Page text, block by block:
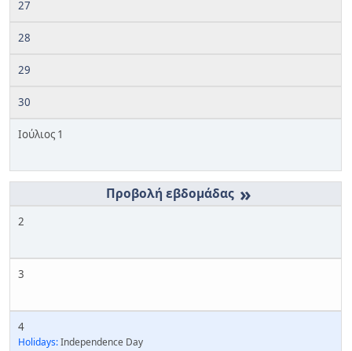
27
28
29
30
Ιούλιος 1
»
2
3
4
Holidays:Independence Day